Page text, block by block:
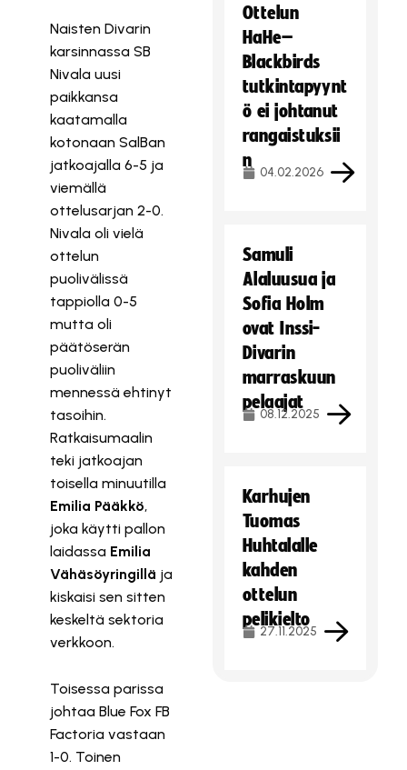
Naisten Divarin
karsinnassa SB
Nivala uusi
paikkansa
kaatamalla
kotonaan SalBan
jatkoajalla 6-5 ja
viemällä
ottelusarjan 2-0.
Nivala oli vielä
ottelun
puolivälissä
tappiolla 0-5
mutta oli
päätöserän
puoliväliin
mennessä ehtinyt
tasoihin.
Ratkaisumaalin
teki jatkoajan
toisella minuutilla
Emilia Pääkkö,
joka käytti pallon
laidassa Emilia
Vähäsöyringillä ja
kiskaisi sen sitten
keskeltä sektoria
verkkoon.
Toisessa parissa
johtaa Blue Fox FB
Factoria vastaan
1-0. Toinen
Ottelun
HaHe–
Blackbirds
tutkintapyynt
ö ei johtanut
rangaistuksii
n
04.02.2026
Samuli
Alaluusua ja
Sofia Holm
ovat Inssi-
Divarin
marraskuun
pelaajat
08.12.2025
Karhujen
Tuomas
Huhtalalle
kahden
ottelun
pelikielto
27.11.2025